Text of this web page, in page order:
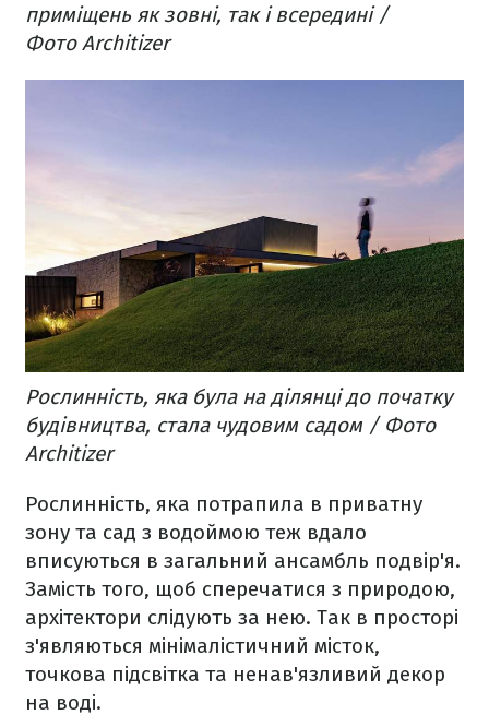
приміщень як зовні, так і всередині /
Фото Architizer
Рослинність, яка була на ділянці до початку
будівництва, стала чудовим садом / Фото
Architizer
Рослинність, яка потрапила в приватну
зону та сад з водоймою теж вдало
вписуються в загальний ансамбль подвір'я.
Замість того, щоб сперечатися з природою,
архітектори слідують за нею. Так в просторі
з'являються мінімалістичний місток,
точкова підсвітка та ненав'язливий декор
на воді.